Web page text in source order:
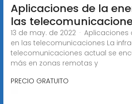
Aplicaciones de la
las
13 de may. de 2022 ·
en las telecomunicaciones La
telecomunicaciones actual se
más en zonas remotas y
PRECIO GRATUITO